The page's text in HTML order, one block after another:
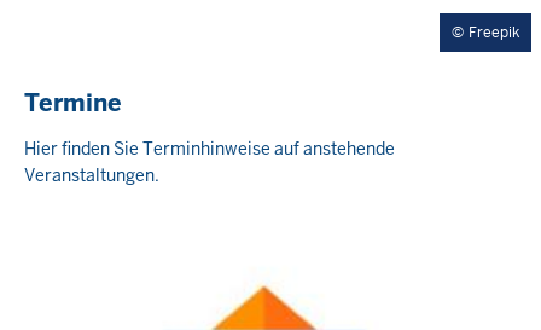
Freepik
Termine
Hier finden Sie Terminhinweise auf anstehende
Veranstaltungen.